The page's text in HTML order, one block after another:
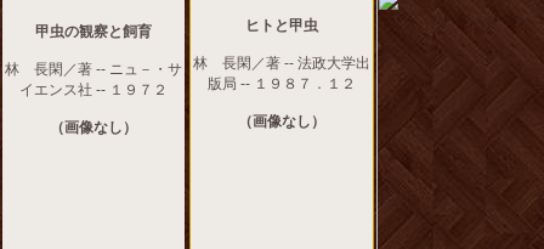
甲虫の観察と飼育
林 長閑／著 -- ニュ－・サ
イエンス社 -- １９７２
（画像なし）
ヒトと甲虫
林 長閑／著 -- 法政大学出
版局 -- １９８７．１２
（画像なし）